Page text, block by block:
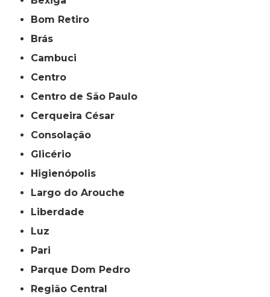
Bom Retiro
Brás
Cambuci
Centro
Centro de São Paulo
Cerqueira César
Consolação
Glicério
Higienópolis
Largo do Arouche
Liberdade
Luz
Pari
Parque Dom Pedro
Região Central